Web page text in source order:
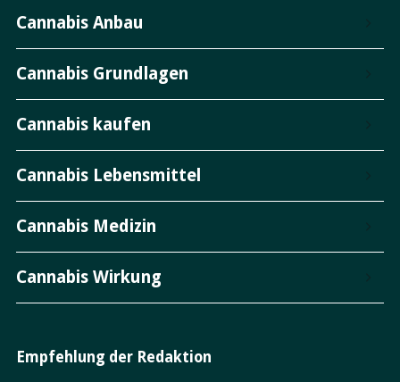
Cannabis Anbau
Cannabis Grundlagen
Cannabis kaufen
Cannabis Lebensmittel
Cannabis Medizin
Cannabis Wirkung
Empfehlung der Redaktion